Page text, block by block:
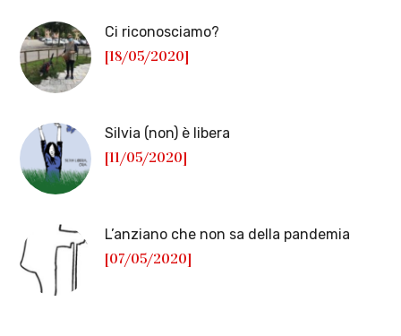
Ci riconosciamo?
[18/05/2020]
Silvia (non) è libera
[11/05/2020]
L’anziano che non sa della pandemia
[07/05/2020]